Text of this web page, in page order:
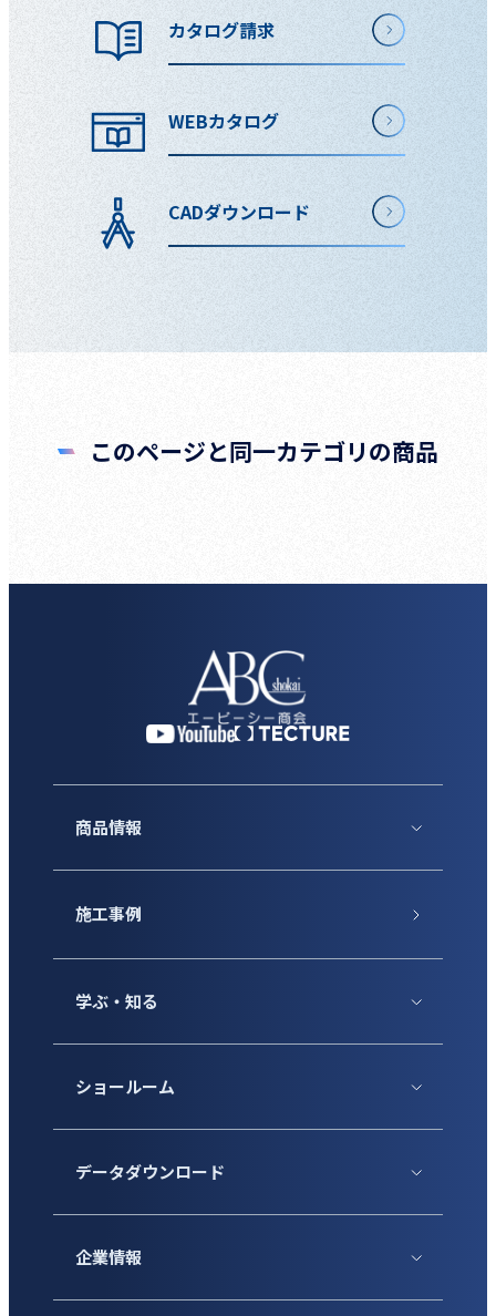
カタログ請求
WEBカタログ
CADダウンロード
このページと同一カテゴリの商品
商品情報
施工事例
学ぶ・知る
ショールーム
データダウンロード
企業情報